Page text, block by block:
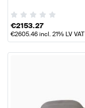
€2153.27
€2605.46incl. 21% LV VAT